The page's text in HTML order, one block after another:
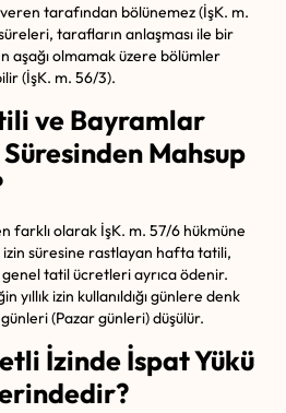
tarafından bölünemez (İşK. m.
tarafların anlaşması ile bir
aşağı olmamak üzere bölümler
(İşK. m. 56/3).
ve Bayramlar
Süresinden Mahsup
farklı olarak İşK. m. 57/6 hükmüne
izin süresine rastlayan hafta tatili,
tatil ücretleri ayrıca ödenir.
yıllık izin kullanıldığı günlere denk
(Pazar günleri) düşülür.
İzinde İspat Yükü